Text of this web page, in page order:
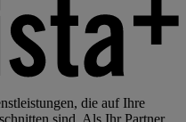
die auf Ihre
sind. Als Ihr Partner